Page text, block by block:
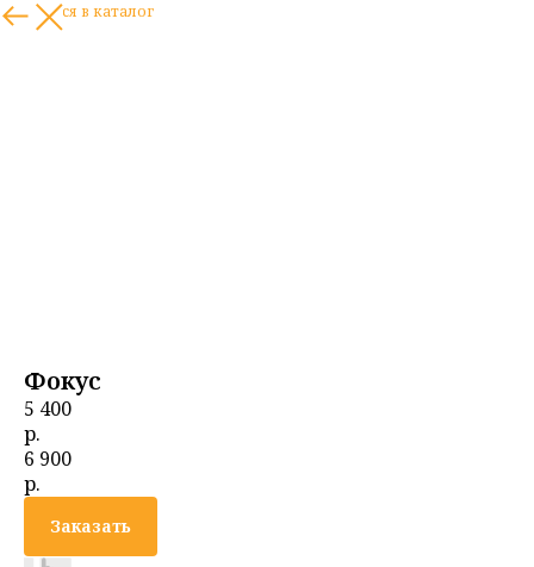
вернуться в каталог
Фокус
5 400
р.
6 900
р.
Заказать